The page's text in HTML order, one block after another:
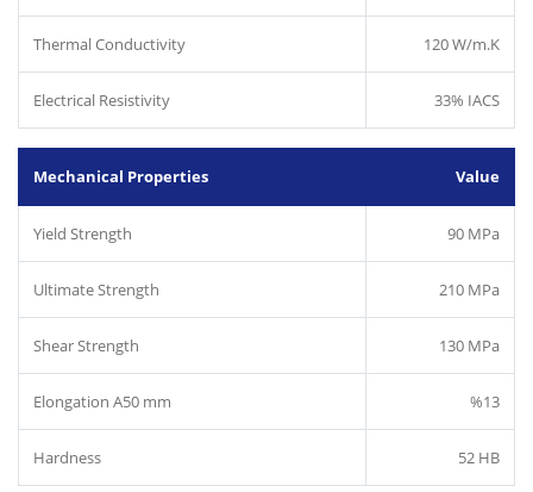
Thermal Conductivity 120 W/m.K
Electrical Resistivity 33% IACS
Mechanical Properties Value
Yield Strength 90 MPa
Ultimate Strength 210 MPa
Shear Strength 130 MPa
Elongation A50 mm %13
Hardness 52 HB